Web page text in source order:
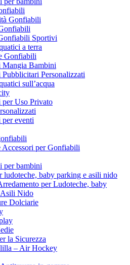
Gonfiabili
Sportivi
a terra
Gonfiabili
Bambini
Personalizzati
sull’acqua
Uso Privato
eventi
Accessori per Gonfiabili
per bambini
ludoteche, baby parking e asili nido
per Ludoteche, baby
Asili Nido
Dolciarie
la Sicurezza
– Air Hockey